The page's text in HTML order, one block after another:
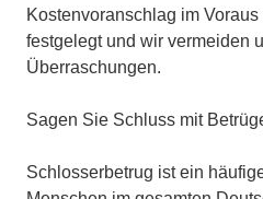
Kostenvoranschlag im
festgelegt und wir vermeiden
Überraschungen.
Sagen Sie Schluss mit
Schlosserbetrug ist ein